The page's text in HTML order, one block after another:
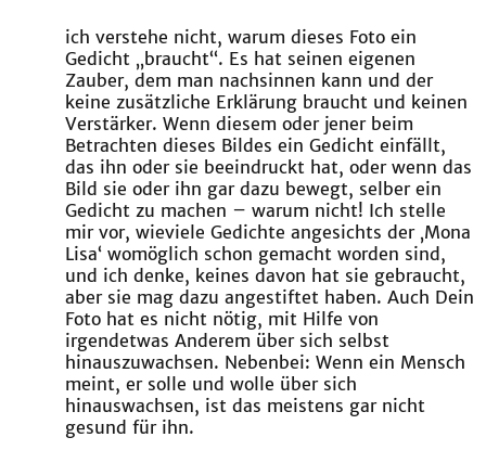
ich verstehe nicht, warum dieses Foto ein
Gedicht „braucht“. Es hat seinen eigenen
Zauber, dem man nachsinnen kann und der
keine zusätzliche Erklärung braucht und keinen
Verstärker. Wenn diesem oder jener beim
Betrachten dieses Bildes ein Gedicht einfällt,
das ihn oder sie beeindruckt hat, oder wenn das
Bild sie oder ihn gar dazu bewegt, selber ein
Gedicht zu machen – warum nicht! Ich stelle
mir vor, wieviele Gedichte angesichts der ‚Mona
Lisa‘ womöglich schon gemacht worden sind,
und ich denke, keines davon hat sie gebraucht,
aber sie mag dazu angestiftet haben. Auch Dein
Foto hat es nicht nötig, mit Hilfe von
irgendetwas Anderem über sich selbst
hinauszuwachsen. Nebenbei: Wenn ein Mensch
meint, er solle und wolle über sich
hinauswachsen, ist das meistens gar nicht
gesund für ihn.